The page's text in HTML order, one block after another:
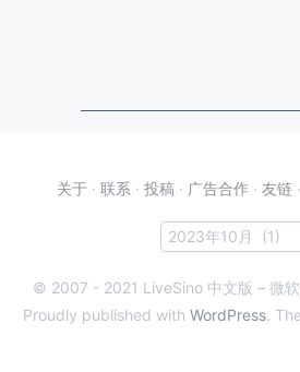
关于 · 联系 · 投稿 · 广告合作 · 友链 ·
© 2007 - 2021 LiveSino 中文版 – 微
Proudly published with WordPress.